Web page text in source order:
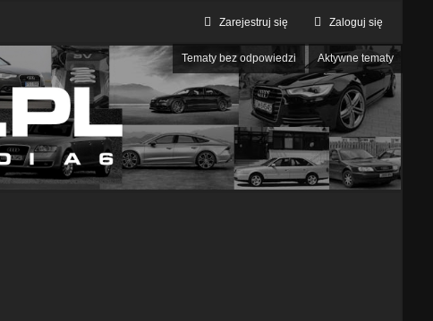
Zaloguj się
Zarejestruj się
Tematy bez odpowiedzi Aktywne tematy